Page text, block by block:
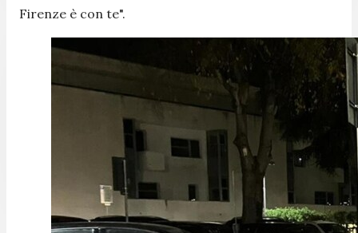
Firenze è con te".